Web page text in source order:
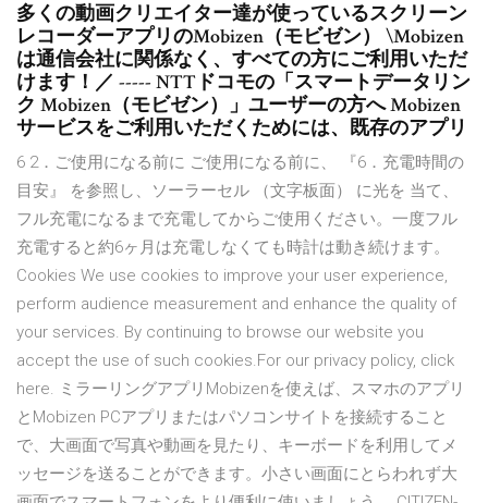
多くの動画クリエイター達が使っているスクリーン
レコーダーアプリのMobizen（モビゼン） \Mobizen
は通信会社に関係なく、すべての方にご利用いただ
けます！／ ----- NTTドコモの「スマートデータリン
ク Mobizen（モビゼン）」ユーザーの方へ Mobizen
サービスをご利用いただくためには、既存のアプリ
6 2．ご使用になる前に ご使用になる前に、 『6．充電時間の
目安』 を参照し、ソーラーセル （文字板面） に光を 当て、
フル充電になるまで充電してからご使用ください。一度フル
充電すると約6ヶ月は充電しなくても時計は動き続けます。
Cookies We use cookies to improve your user experience,
perform audience measurement and enhance the quality of
your services. By continuing to browse our website you
accept the use of such cookies.For our privacy policy, click
here. ミラーリングアプリMobizenを使えば、スマホのアプリ
とMobizen PCアプリまたはパソコンサイトを接続すること
で、大画面で写真や動画を見たり、キーボードを利用してメ
ッセージを送ることができます。小さい画面にとらわれず大